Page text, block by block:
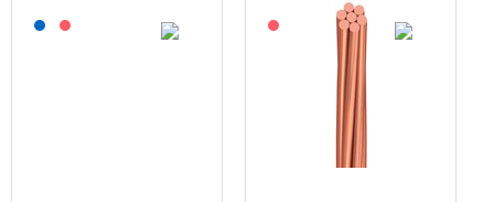
Lagerført: NEK Kabel
På forespørsel På forespørsel